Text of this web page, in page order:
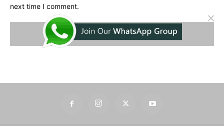
next time I comment.